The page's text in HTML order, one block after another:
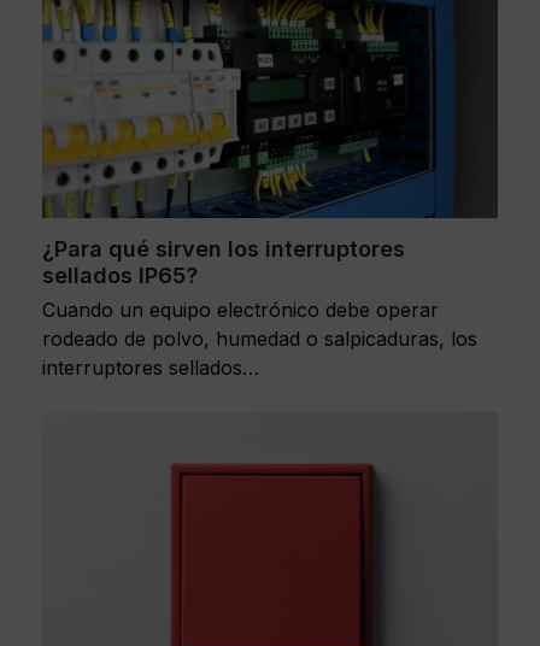
¿Para qué sirven los interruptores
sellados IP65?
Cuando un equipo electrónico debe operar
rodeado de polvo, humedad o salpicaduras, los
interruptores sellados…